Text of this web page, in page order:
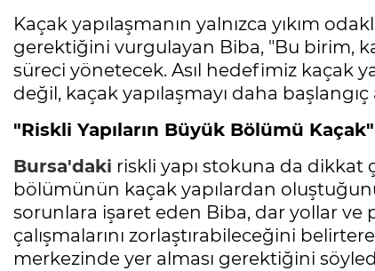
Kaçak yapılaşmanın yalnızca yıkım
gerektiğini vurgulayan Biba, "Bu birim,
süreci yönetecek. Asıl hedefimiz kaçak
değil, kaçak yapılaşmayı daha
"Riskli Yapıların Büyük Bölümü Kaçak"
Bursa'daki riskli yapı stokuna da dikkat
bölümünün kaçak yapılardan
sorunlara işaret eden Biba, dar yollar ve
çalışmalarını zorlaştırabileceğini
merkezinde yer alması gerektiğini